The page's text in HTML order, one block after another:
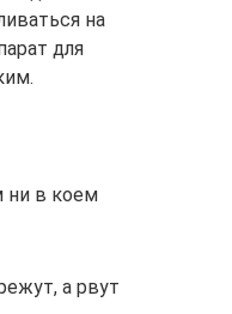
на
для
ни в коем
а рвут